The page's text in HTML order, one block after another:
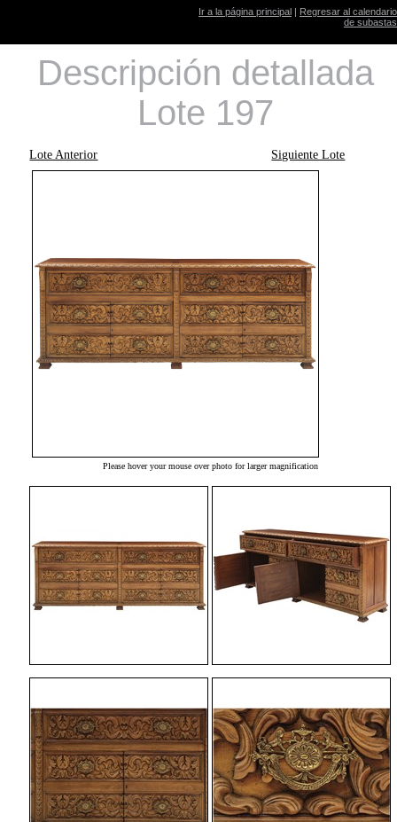
Ir a la página principal | Regresar al calendario
de subastas
Descripción detallada
Lote 197
Lote Anterior Siguiente Lote
Please hover your mouse over photo for larger magnification